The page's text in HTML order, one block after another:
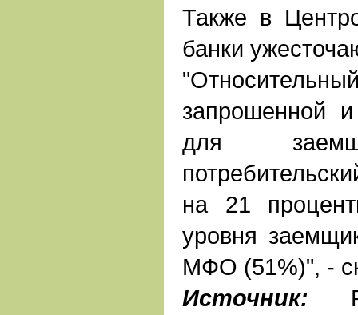
Также в
банки
запрошенной
для
на 21
уровня
МФО (51%)", -
Источник: